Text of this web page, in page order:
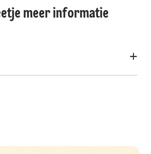
meer informatie